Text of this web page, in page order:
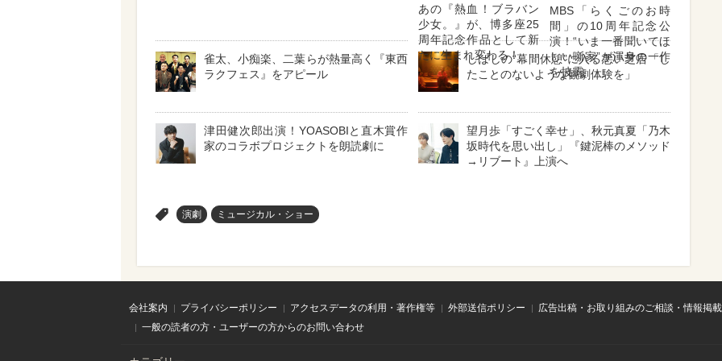
あの『熱血！ブラバン
少女。』が、博多座25
周年記念作品として新
たに生まれ変わる！
MBS「らくごのお時
間」の10周年記念公
演！“いま一番聞いてほ
しい噺家”が渾身の一作
を披露
雀太、小痴楽、二葉らが熱量高く『東西
ラクフェス』をアピール
しばしの“幕間休憩”に入る悪い芝居「し
たことのないような観劇体験を」
津田健次郎出演！YOASOBIと直木賞作
家のコラボプロジェクトを朗読劇に
望月歩「すごく幸せ」、秋元真夏「乃木
坂時代を思い出し」『鍵泥棒のメソッド
→リブート』上演へ
演劇 ミュージカル・ショー
会社案内 プライバシーポリシー アクセスデータの利用・著作権等 外部送信ポリシー
広告出稿・お取り組みのご相談・情報掲
一般の読者の方・ユーザーの方からのお問い合わせ